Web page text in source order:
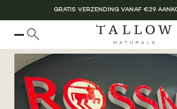
GRATIS VERZENDING VANAF €29